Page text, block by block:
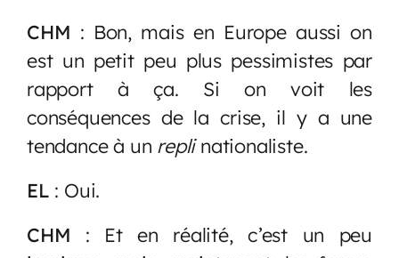
CHM : Bon, mais en Europe aussi on
est un petit peu plus pessimistes par
rapport à ça. Si on voit les
conséquences de la crise, il y a une
tendance à un replinationaliste.
EL : Oui.
CHM : Et en réalité, c’est un peu